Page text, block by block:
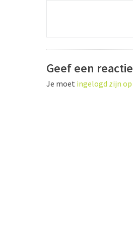
Geef een reactie
Je moet ingelogd zijn op